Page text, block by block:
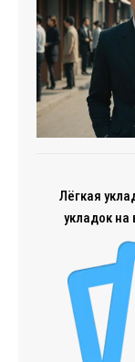
Лёгкая
укладок